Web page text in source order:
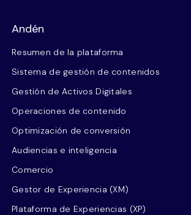
Andén
Resumen de la plataforma
Sistema de gestión de contenidos
Gestión de Activos Digitales
Operaciones de contenido
Optimización de conversión
Audiencias e inteligencia
Comercio
Gestor de Experiencia (XM)
Plataforma de Experiencias (XP)